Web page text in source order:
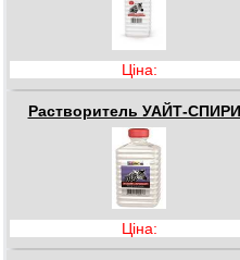
Ціна:
Растворитель УАЙТ-
Ціна: